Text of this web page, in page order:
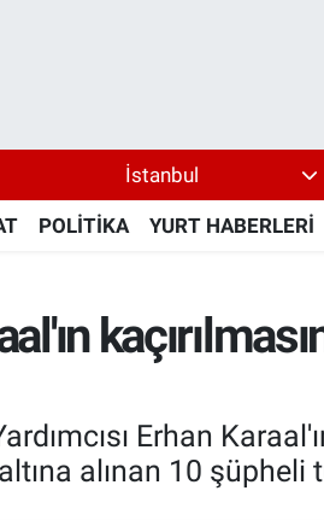
İstanbul
POLİTİKA YURT HABERLERİ
Erhan
alınan 10 şüpheli